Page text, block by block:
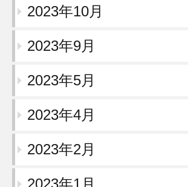
2023年10月
2023年9月
2023年5月
2023年4月
2023年2月